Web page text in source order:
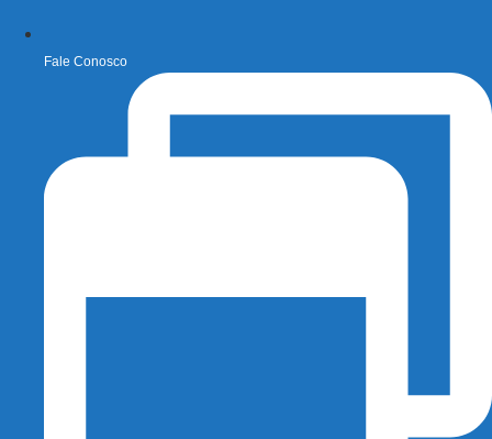
Fale Conosco